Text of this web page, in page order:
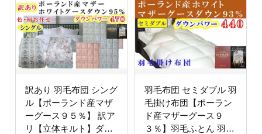
訳あり 羽毛布団 シング
ル【ポーランド産マザ
ーグース９５％】 訳ア
リ【立体キルト】ダウ
羽毛布団 セミダブル 羽
毛掛け布団【ポーラン
ド産マザーグース９
３％】羽毛ふとん 羽毛